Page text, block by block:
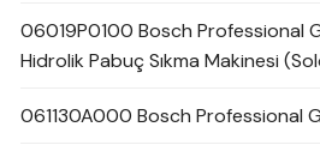
06019P0100 Bosch Professional
Hidrolik Pabuç Sıkma Makinesi
061130A000 Bosch Professional